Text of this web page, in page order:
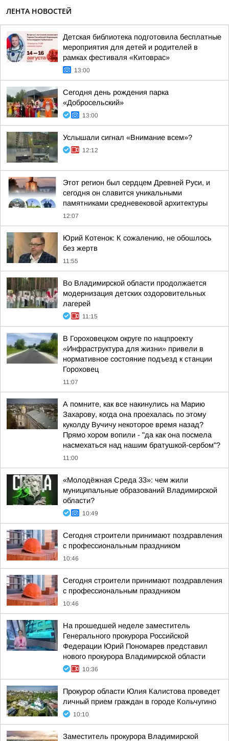
ЛЕНТА НОВОСТЕЙ
Детская библиотека подготовила бесплатные
мероприятия для детей и родителей в
рамках фестиваля «Китоврас»
13:00
Сегодня день рождения парка
«Добросельский»
13:00
Услышали сигнал «Внимание всем»?
12:12
Этот регион был сердцем Древней Руси, и
сегодня он славится уникальными
памятниками средневековой архитектуры
12:07
Юрий Котенок: К сожалению, не обошлось
без жертв
11:55
Во Владимирской области продолжается
модернизация детских оздоровительных
лагерей
11:15
В Гороховецком округе по нацпроекту
«Инфраструктура для жизни» привели в
нормативное состояние подъезд к станции
Гороховец
11:07
А помните, как все накинулись на Марию
Захарову, когда она проехалась по этому
куколду Вучичу некоторое время назад?
Прямо хором вопили - "да как она посмела
насмехаться над нашим братушкой-сербом"?
11:00
«Молодёжная Среда 33»: чем жили
муниципальные образований Владимирской
области?
10:49
Сегодня строители принимают поздравления
с профессиональным праздником
10:46
Сегодня строители принимают поздравления
с профессиональным праздником
10:46
На прошедшей неделе заместитель
Генерального прокурора Российской
Федерации Юрий Пономарев представил
нового прокурора Владимирской области
10:36
Прокурор области Юлия Калистова проведет
личный прием граждан в городе Кольчугино
10:10
Заместитель прокурора Владимирской